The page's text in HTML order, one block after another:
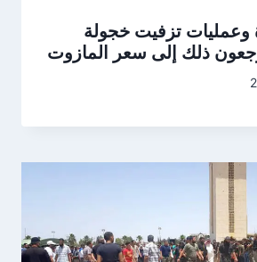
تزفيت خجولة
ذلك إلى سعر المازوت